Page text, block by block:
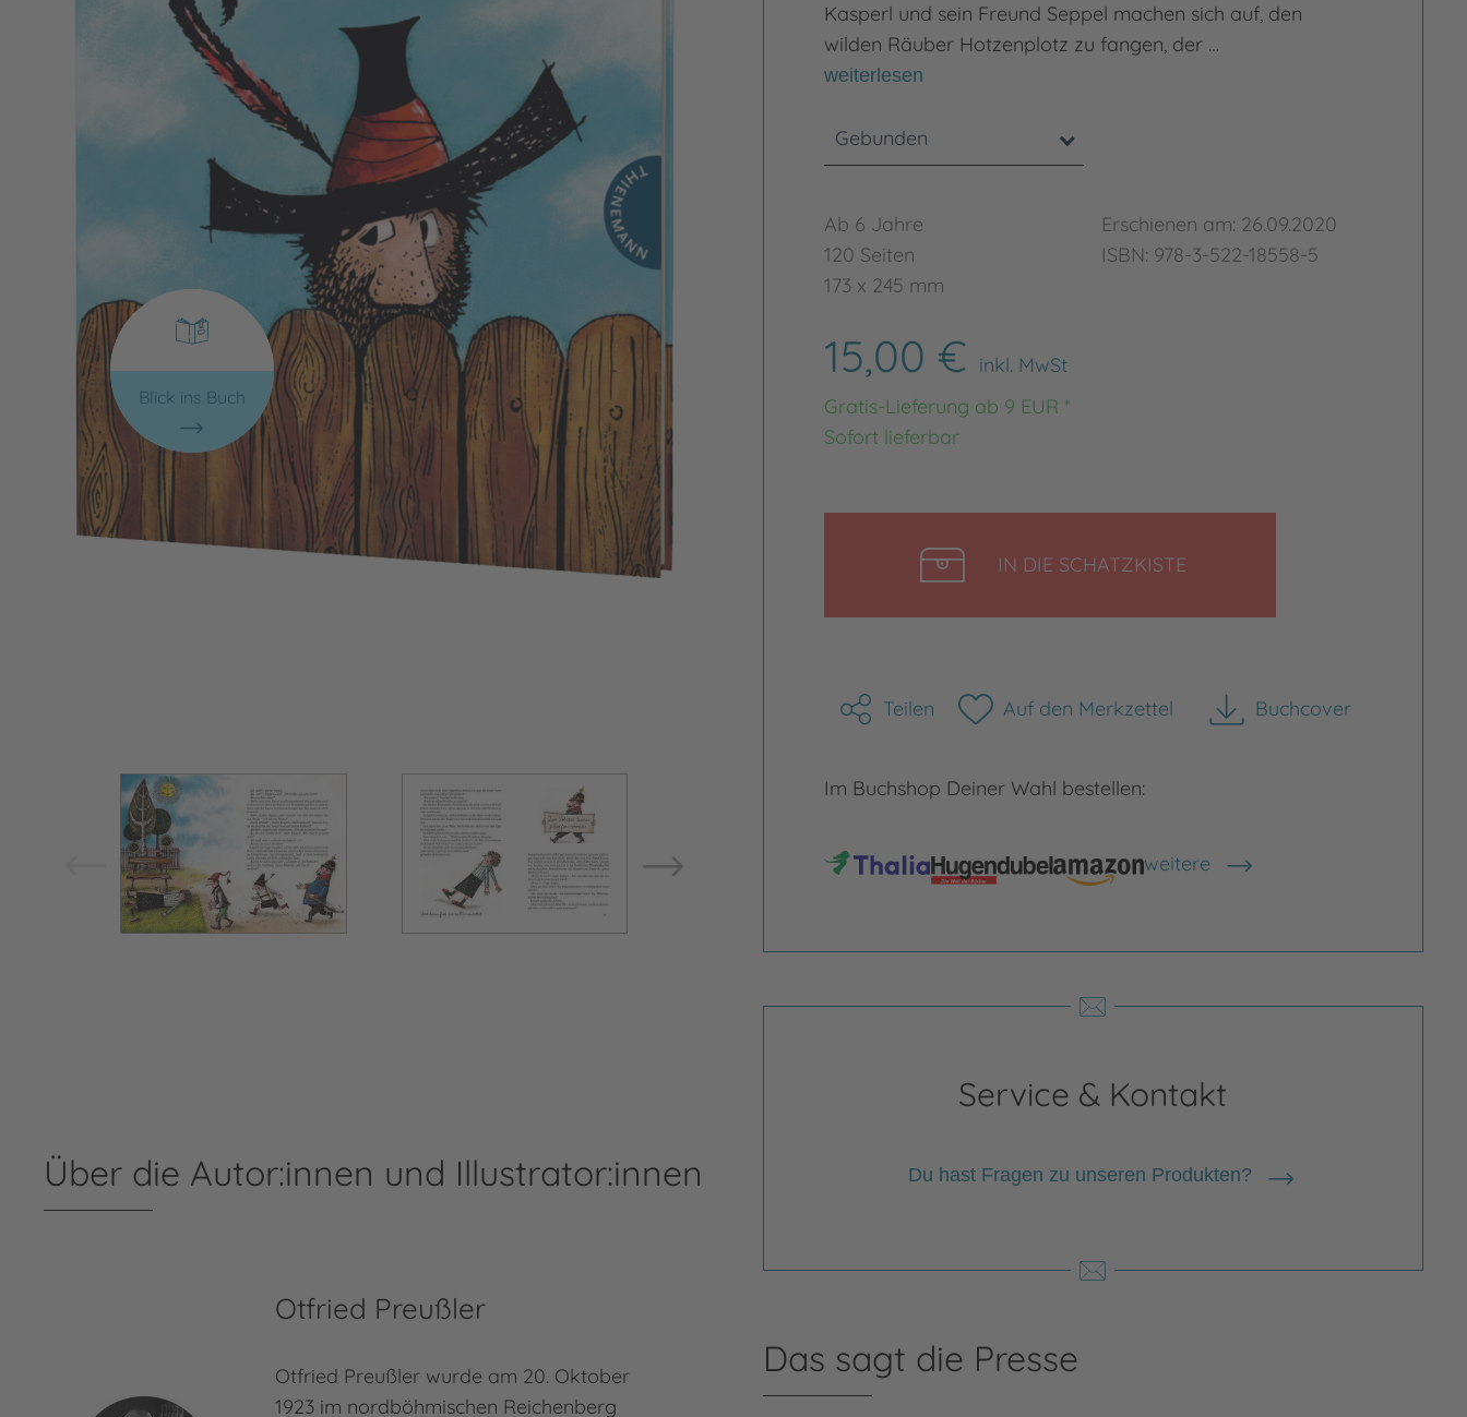
Blick ins Buch
Bild vergrößern Bild vergrößern
Bild vergrößern
Kasperl und sein Freund Seppel machen sich auf, den
wilden Räuber Hotzenplotz zu fangen, der …
weiterlesen
Gebunden
Ab 6 Jahre
120 Seiten
173 x 245 mm
Erschienen am: 26.09.2020
ISBN: 978-3-522-18558-5
15,00 € inkl. MwSt
Gratis-Lieferung ab 9 EUR *
Sofort lieferbar
IN DIE SCHATZKISTE
Teilen Auf den Merkzettel Buchcover
herunterladen
Im Buchshop Deiner Wahl bestellen:
weitere
Shops anzeigen
Service & Kontakt
Du hast Fragen zu unseren Produkten?
Über die Autor:innen und Illustrator:innen
Otfried Preußler
Otfried Preußler wurde am 20. Oktober
1923 im nordböhmischen Reichenberg
Mathias Weber, geboren 1967 in Esslingen
Das sagt die Presse